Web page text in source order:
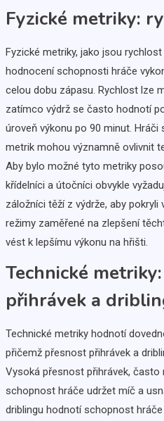
Fyzické metriky:
Fyzické metriky, jako jsou
hodnocení schopnosti hráče
celou dobu zápasu. Rychlost lze
zatímco výdrž se často hodnotí
úroveň výkonu po 90 minut.
metrik mohou významně ovlivnit
Aby bylo možné tyto metriky
křídelníci a útočníci obvykle
záložníci těží z výdrže, aby
režimy zaměřené na zlepšení
vést k lepšímu výkonu na hřišti.
Technické
přihrávek a
Technické metriky hodnotí
přičemž přesnost přihrávek a
Vysoká přesnost přihrávek, často
schopnost hráče udržet míč a
driblingu hodnotí schopnost